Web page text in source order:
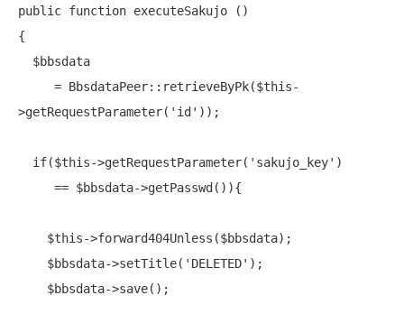
public function executeSakujo ()
{
>getRequestParameter( 'id' ));
if($this->getRequestParameter( 'sakujo_key' )
    $bbsdata->setTitle(
'DELETED' );